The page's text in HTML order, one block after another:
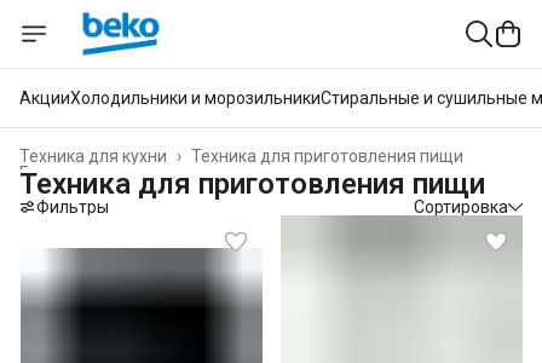
АкцииХолодильники и морозильникиСтиральные и сушильные
Техника для приготовления пищи
Техника для кухни
›
Главная
Техника для приготовления пищи
Фильтры Сортировка